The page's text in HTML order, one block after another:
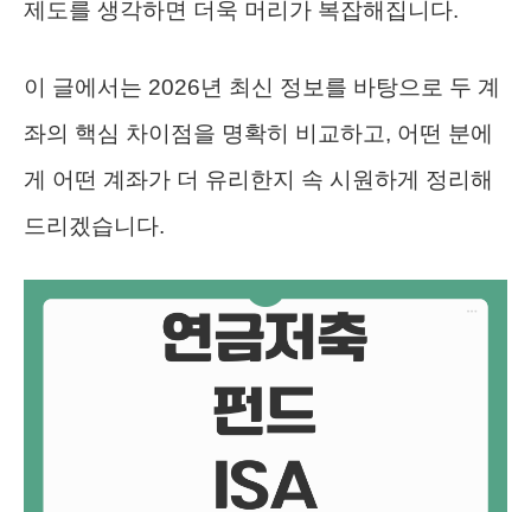
제도를 생각하면 더욱 머리가 복잡해집니다.
이 글에서는 2026년 최신 정보를 바탕으로 두 계
좌의 핵심 차이점을 명확히 비교하고, 어떤 분에
게 어떤 계좌가 더 유리한지 속 시원하게 정리해
드리겠습니다.